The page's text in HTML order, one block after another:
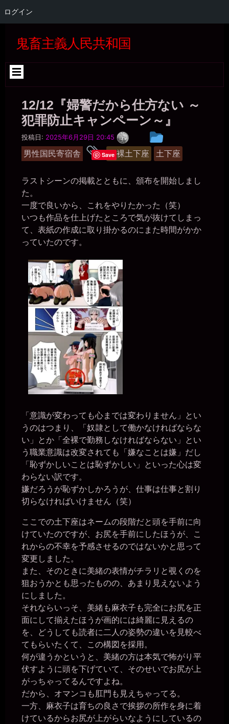
ログイン
ン
テ
ス
ッ
プ
鬼畜主義人民共和国
12/12『婦警だから仕方ない ～
犯罪防止キャンペーン～』
投稿日: 2025年6月29日 20:45
枚
の
銀
稿
グ
ル
ー
プ
男性国民寄宿舎
タ
全裸土下座 土下座
ラストシーンの掲載とともに、頒布を開始しまし
た。
一度で良いから、これをやりたかった（笑）
いつも作品を仕上げたところで気が抜けてしまっ
て、表紙の作成に取り掛かるのにまた時間がかか
っていたのです。
「意識が変わっても心までは変わりません」とい
うのはつまり、「奴隷として働かなければならな
い」とか「全裸で勤務しなければならない」とい
う職業意識は改変されても「嫌なことは嫌」だし
「恥ずかしいことは恥ずかしい」といった心は変
わらない訳です。
嫌だろうが恥ずかしかろうが、仕事は仕事と割り
切らなければいけません（笑）
ここでの土下座はネームの段階だと頭を手前に向
けていたのですが、お尻を手前にしたほうが、こ
れからの不幸を予感させるのではないかと思って
変更しました。
また、そのときに美緒の表情がチラリと覗くのを
狙おうかとも思ったものの、あまり見えないよう
にしました。
それならいっそ、美緒も麻衣子も完全にお尻を正
面にして揃えたほうが画的には綺麗に見えるの
を、どうしても読者に二人の姿勢の違いを見較べ
てもらいたくて、この構図を採用。
何が違うかというと、美緒の方は本気で怖がり平
伏すように頭を下げていて、そのせいでお尻が上
がっちゃってるんですよね。
だから、オマンコも肛門も見えちゃってる。
一方、麻衣子は育ちの良さで挨拶の所作を身に着
けているからお尻が上がらいなようにしているの
してるんだ？ 一応は、部屋のを使わせてもらってるのか？
miiki0119
男子トイレや外で使っていただいている時はオシッコは垂れ流しで
わせていただいています。。大はトイレです。。
2026年6月28日 - 20:20
それなら、トイレを使わせてもらえる時には、皆にも便器に土下座
する姿くらいは見せてやれ。
miiki0119
2026年6月28日 - 20:21
うう。。でも女子トイレに男性が入るのは何かあった時問題になっ
ちゃいます。。
一枚の銀貨
みんなに馬鹿にしてもらえるよう、「便器様、肉便器の私が使うこ
とをお許し下さい。」とか言いながら。
一枚の銀貨
2026年6月28日 - 20:22
ああ、そうか。じゃあ、女子トイレに入る前に皆に「肉便器のくせ
に、人間様のトイレを使わせていただき、ありがとうございます」
とお礼を言うんだぞ。
2026年6月28日 - 20:23
ああ。。かしこまりましたぁ。。
一枚の銀貨
2026年6月28日 - 20:25
今までは、トイレを使わせてもらう時に何も言ってなかったのか？
miiki0119
2026年6月28日 - 20:25
うう。。はい。。申し訳ありません。。
一枚の銀貨
2026年6月28日 - 20:27
そりゃ、イカンなぁ。自分を人間だと勘違いしてる証拠だぞ。
miiki0119
2026年6月28日 - 20:27
一枚の銀貨
2026年6月28日 - 20:30
今もまたマンコを濡らしてるのか？ 自室だからと裸になってんの
か？
miiki0119
2026年6月28日 - 20:31
うう。。
一枚の銀貨
2026年6月28日 - 20:32
おや？ 図星か？
miiki0119
2026年6月28日 - 20:34
うう。。マンコは溢れちゃってます。。椅子にディルドを貼って全
裸でマンコに入れてますぅ。。
一枚の銀貨
2026年6月28日 - 20:35
それは、ログインする前から入れてたということか？
miiki0119
2026年6月28日 - 20:35
ああ。。はい。。
一枚の銀貨
2026年6月28日 - 20:37
しょうがないヤツめ。そのままオナニーで逝きたかったら、第２公
民館へ連れ込んでやる。
一枚の銀貨
2026年6月28日 - 20:37
https://b-crystal.org/mote/chat/23442.html
miiki0119
2026年6月28日 - 20:38
ああ。。はい。。
Save